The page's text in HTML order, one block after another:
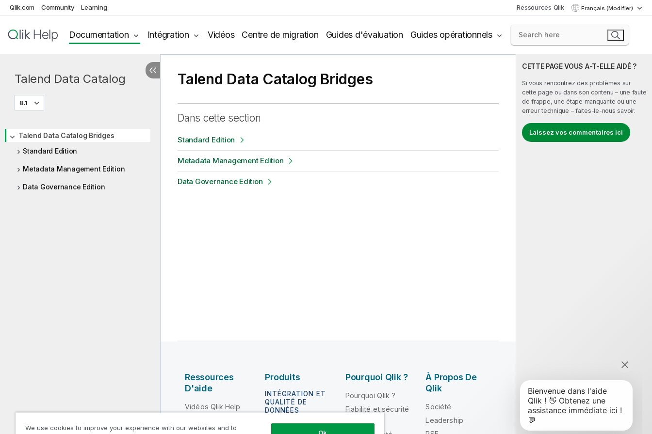
Qlik.com Community Learning Ressources Qlik Français (Modifier)
Documentation Intégration Vidéos Centre de migration Guides d'évaluation Guides opérationnels
Talend Data Catalog
8.1
Talend Data Catalog Bridges
Standard Edition
Metadata Management Edition
Data Governance Edition
CETTE PAGE VOUS A-T-ELLE AIDÉ ?
Si vous rencontrez des problèmes sur
cette page ou dans son contenu – une faute
de frappe, une étape manquante ou une
erreur technique – faites-le-nous savoir.
Laissez vos commentaires ici
Talend Data Catalog Bridges
Dans cette section
Standard Edition
Metadata Management Edition
Data Governance Edition
Ressources
D'aide
Vidéos Qlik Help
Produits
INTÉGRATION ET
QUALITÉ DE
DONNÉES
Pourquoi Qlik ?
Pourquoi Qlik ?
Fiabilité et sécurité
Fiabilité et
À Propos De
Qlik
Société
Leadership
We use cookies to improve your experience with our websites and to